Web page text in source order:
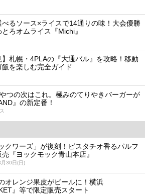
るソース×ライスで14通りの味！大会優勝
ろオムライス『Michi』
】札幌・4PLAの『大通バル』を攻略！移動
を楽しむ完全ガイド
つの次はこれ。極みのてりやきバーガーが
』の新定番！
クワーズ」が復刻！ピスタチオ香るパルフ
『ヨックモック青山本店』
30日(日)
オレンジ果皮がビールに！横浜
』等で限定販売スタート